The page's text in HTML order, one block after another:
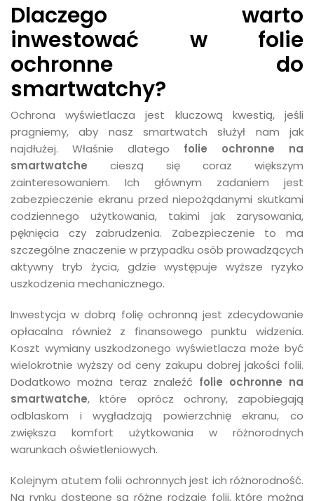
Dlaczego warto
inwestować w folie
ochronne do
smartwatchy?
Ochrona wyświetlacza jest kluczową kwestią, jeśli
pragniemy, aby nasz smartwatch służył nam jak
najdłużej. Właśnie dlatego folie ochronne na
smartwatche cieszą się coraz większym
zainteresowaniem. Ich głównym zadaniem jest
zabezpieczenie ekranu przed niepożądanymi skutkami
codziennego użytkowania, takimi jak zarysowania,
pęknięcia czy zabrudzenia. Zabezpieczenie to ma
szczególne znaczenie w przypadku osób prowadzących
aktywny tryb życia, gdzie występuje wyższe ryzyko
uszkodzenia mechanicznego.
Inwestycja w dobrą folię ochronną jest zdecydowanie
opłacalna również z finansowego punktu widzenia.
Koszt wymiany uszkodzonego wyświetlacza może być
wielokrotnie wyższy od ceny zakupu dobrej jakości folii.
Dodatkowo można teraz znaleźć folie ochronne na
smartwatche, które oprócz ochrony, zapobiegają
odblaskom i wygładzają powierzchnię ekranu, co
zwiększa komfort użytkowania w różnorodnych
warunkach oświetleniowych.
Kolejnym atutem folii ochronnych jest ich różnorodność.
Na rynku dostępne są różne rodzaje folii, które można